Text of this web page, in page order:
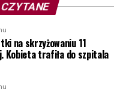
na skrzyżowaniu 11
Kobieta trafiła do szpitala